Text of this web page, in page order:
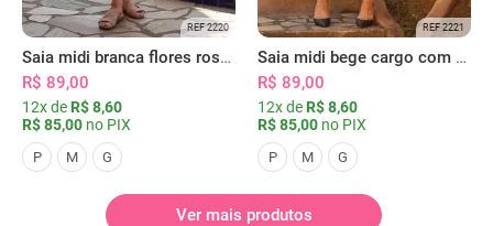
REF 2220
Saia midi branca flores rosas com bolsos
R$ 89,00
12x de R$ 8,60
R$ 85,00 no PIX
P M G
REF 2221
Saia midi bege cargo com bolsos
R$ 89,00
12x de R$ 8,60
R$ 85,00 no PIX
P M G
Ver mais produtos